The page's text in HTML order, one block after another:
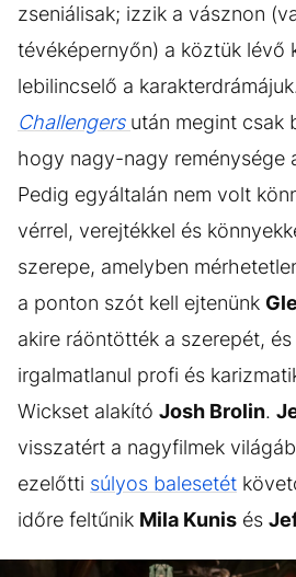
zseniálisak; izzik a vásznon
tévéképernyőn) a köztük lévő
lebilincselő a
Challengers után megint csak
hogy nagy-nagy reménysége
Pedig egyáltalán nem volt
vérrel, verejtékkel és
szerepe, amelyben
a ponton szót kell ejtenünk
akire ráöntötték a szerepét,
irgalmatlanul profi és
Wickset alakító Josh Brolin.
visszatért a nagyfilmek
ezelőtti súlyos balesetét
időre feltűnik Mila Kunis és